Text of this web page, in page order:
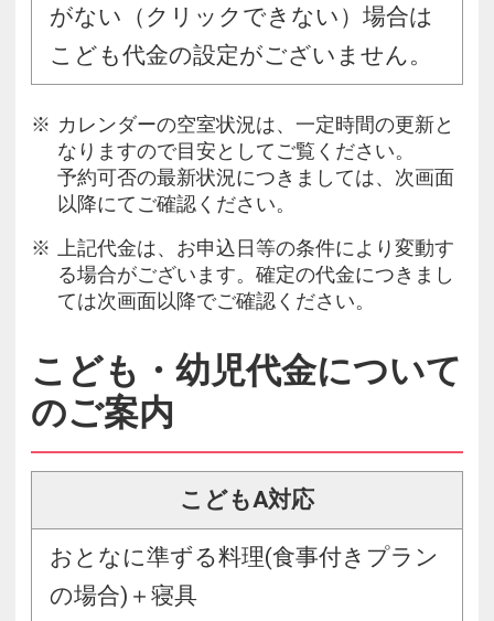
がない（クリックできない）場合は
こども代金の設定がございません。
カレンダーの空室状況は、一定時間の更新と
なりますので目安としてご覧ください。
予約可否の最新状況につきましては、次画面
以降にてご確認ください。
上記代金は、お申込日等の条件により変動す
る場合がございます。確定の代金につきまし
ては次画面以降でご確認ください。
こども・幼児代金について
のご案内
こどもA対応
おとなに準ずる料理(食事付きプラン
の場合)＋寝具